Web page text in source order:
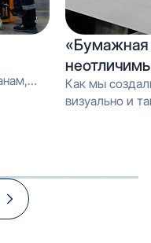
«Бумажная
Как мы
визуально и тактильно неотличимое от